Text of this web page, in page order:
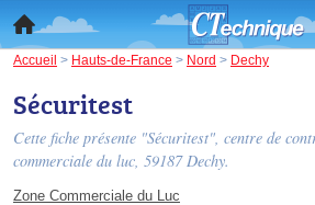
Accueil > Hauts-de-France > Nord > Dechy
Sécuritest
Cette fiche présente "Sécuritest", centre de
commerciale du luc, 59187 Dechy.
Zone Commerciale du Luc